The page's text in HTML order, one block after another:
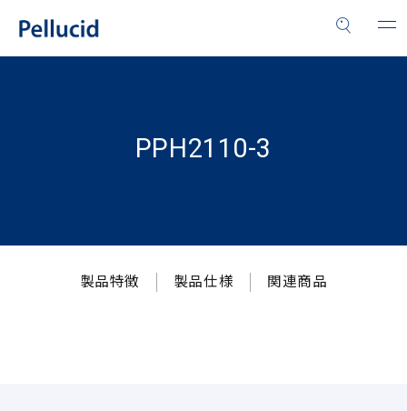
PPH2110-3
製品特徴 製品仕様 関連商品